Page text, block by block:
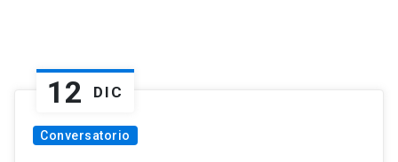
12 DIC
Conversatorio